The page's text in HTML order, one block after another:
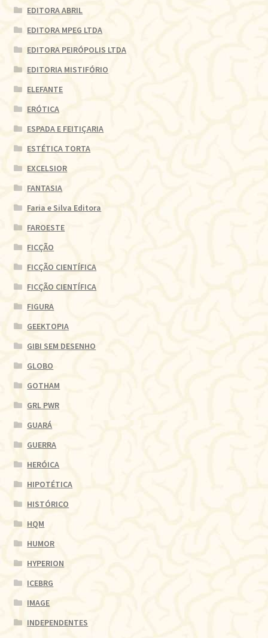
EDITORA ABRIL
EDITORA MPEG LTDA
EDITORA PEIRÓPOLIS LTDA
EDITORIA MISTIFÓRIO
ELEFANTE
ERÓTICA
ESPADA E FEITIÇARIA
ESTÉTICA TORTA
EXCELSIOR
FANTASIA
Faria e Silva Editora
FAROESTE
FICÇÃO
FICÇÃO CIENTÍFICA
FICÇÃO CIENTÍFICA
FIGURA
GEEKTOPIA
GIBI SEM DESENHO
GLOBO
GOTHAM
GRL PWR
GUARÁ
GUERRA
HERÓICA
HIPOTÉTICA
HISTÓRICO
HQM
HUMOR
HYPERION
ICEBRG
IMAGE
INDEPENDENTES